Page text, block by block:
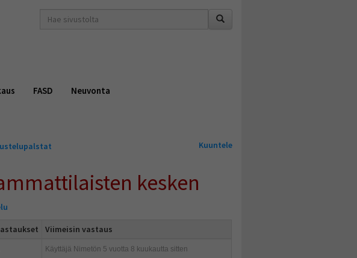
hakusana(t)
FASD Neuvonta
Kuuntele
kesken
Viimeisin vastaus
Käyttäjä Nimetön 5 vuotta 8 kuukautta sitten